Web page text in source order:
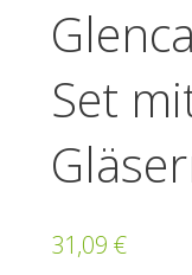
Set
31,09 €